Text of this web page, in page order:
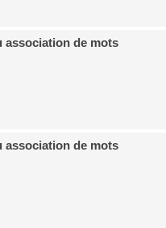
association de mots
association de mots